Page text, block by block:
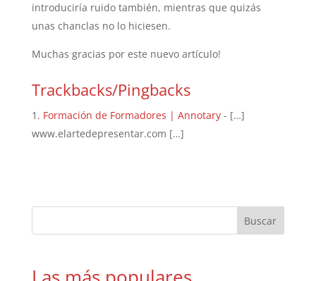
introduciría ruido también, mientras que quizás
unas chanclas no lo hiciesen.
Muchas gracias por este nuevo artículo!
Trackbacks/Pingbacks
Formación de Formadores | Annotary- […]
www.elartedepresentar.com […]